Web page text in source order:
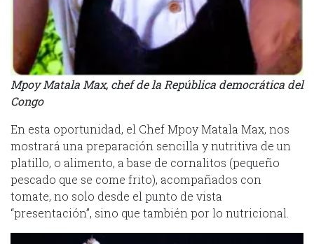
Mpoy Matala Max, chef de la República democrática del
Congo
En esta oportunidad, el Chef Mpoy Matala Max, nos
mostrará una preparación sencilla y nutritiva de un
platillo, o alimento, a base de cornalitos (pequeño
pescado que se come frito), acompañados con
tomate, no solo desde el punto de vista
“presentación”, sino que también por lo nutricional.